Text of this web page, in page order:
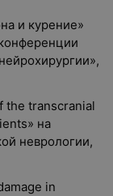
и курение»
the transcranial
на
неврологии,
in